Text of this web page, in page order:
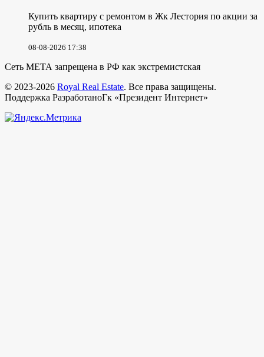
Купить квартиру с ремонтом в Жк Лестория по акции за
рубль в месяц, ипотека
08-08-2026 17:38
Сеть МЕТА запрещена в РФ как экстремистская
© 2023-2026 Royal Real Estate. Все права защищены.
Поддержка РазработаноГк «Президент Интернет»